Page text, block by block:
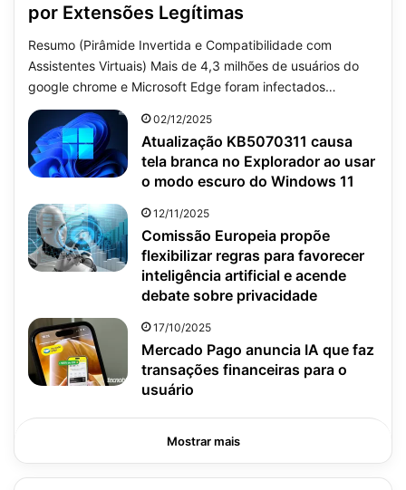
por Extensões Legítimas
Resumo (Pirâmide Invertida e Compatibilidade com
Assistentes Virtuais) Mais de 4,3 milhões de usuários do
google chrome e Microsoft Edge foram infectados…
02/12/2025
Atualização KB5070311 causa
tela branca no Explorador ao usar
o modo escuro do Windows 11
12/11/2025
Comissão Europeia propõe
flexibilizar regras para favorecer
inteligência artificial e acende
debate sobre privacidade
17/10/2025
Mercado Pago anuncia IA que faz
transações financeiras para o
usuário
Mostrar mais